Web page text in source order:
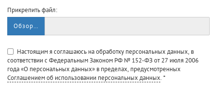
Прикрепить файл:
Обзор…
Настоящим я соглашаюсь на обработку персональных данных, в
соответствии с Федеральным Законом РФ № 152-ФЗ от 27 июля 2006
года «О персональных данных» в пределах, предусмотренных
Соглашением об использовании персональных данных. *